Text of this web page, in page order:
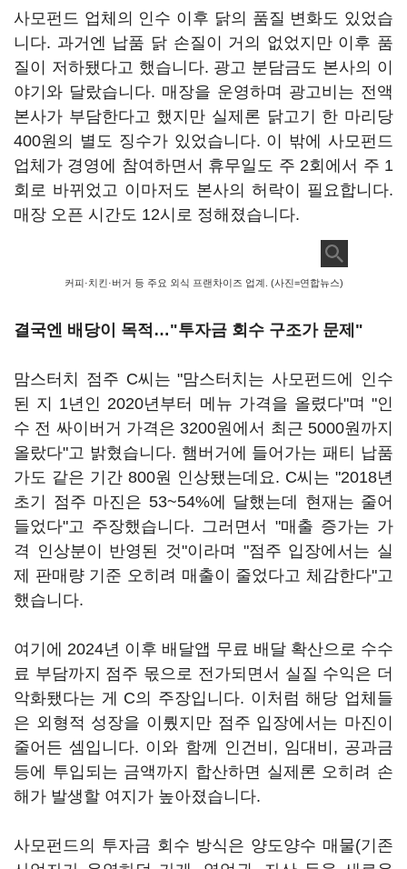
사모펀드 업체의 인수 이후 닭의 품질 변화도 있었습
니다. 과거엔 납품 닭 손질이 거의 없었지만 이후 품
질이 저하됐다고 했습니다. 광고 분담금도 본사의 이
야기와 달랐습니다. 매장을 운영하며 광고비는 전액
본사가 부담한다고 했지만 실제론 닭고기 한 마리당
400원의 별도 징수가 있었습니다. 이 밖에 사모펀드
업체가 경영에 참여하면서 휴무일도 주 2회에서 주 1
회로 바뀌었고 이마저도 본사의 허락이 필요합니다.
매장 오픈 시간도 12시로 정해졌습니다.
커피·치킨·버거 등 주요 외식 프랜차이즈 업계. (사진=연합뉴스)
결국엔 배당이 목적…"투자금 회수 구조가 문제"
맘스터치 점주 C씨는 "맘스터치는 사모펀드에 인수
된 지 1년인 2020년부터 메뉴 가격을 올렸다"며 "인
수 전 싸이버거 가격은 3200원에서 최근 5000원까지
올랐다"고 밝혔습니다. 햄버거에 들어가는 패티 납품
가도 같은 기간 800원 인상됐는데요. C씨는 "2018년
초기 점주 마진은 53~54%에 달했는데 현재는 줄어
들었다"고 주장했습니다. 그러면서 "매출 증가는 가
격 인상분이 반영된 것"이라며 "점주 입장에서는 실
제 판매량 기준 오히려 매출이 줄었다고 체감한다"고
했습니다.
여기에 2024년 이후 배달앱 무료 배달 확산으로 수수
료 부담까지 점주 몫으로 전가되면서 실질 수익은 더
악화됐다는 게 C의 주장입니다. 이처럼 해당 업체들
은 외형적 성장을 이뤘지만 점주 입장에서는 마진이
줄어든 셈입니다. 이와 함께 인건비, 임대비, 공과금
등에 투입되는 금액까지 합산하면 실제론 오히려 손
해가 발생할 여지가 높아졌습니다.
사모펀드의 투자금 회수 방식은 양도양수 매물(기존